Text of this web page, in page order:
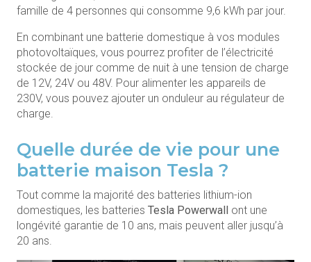
famille de 4 personnes qui consomme 9,6 kWh par jour.
En combinant une batterie domestique à vos modules
photovoltaïques, vous pourrez profiter de l’électricité
stockée de jour comme de nuit à une tension de charge
de 12V, 24V ou 48V. Pour alimenter les appareils de
230V, vous pouvez ajouter un onduleur au régulateur de
charge.
Quelle durée de vie pour une
batterie maison Tesla ?
Tout comme la majorité des batteries lithium-ion
domestiques, les batteries Tesla Powerwall ont une
longévité garantie de 10 ans, mais peuvent aller jusqu’à
20 ans.